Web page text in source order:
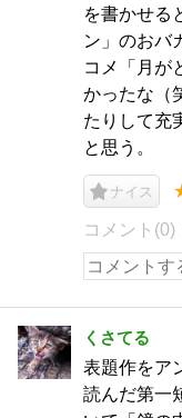
を書かせる
ン」のおバ
コメ「月が
かったな（
たりして充
と思う。
ナイス
コメント(0)
くさてる
表題作をア
読んだ第一